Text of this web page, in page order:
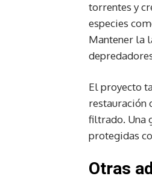
torrentes y
especies
Mantener la
El proyecto
restauración
filtrado. Una
protegidas
Otras